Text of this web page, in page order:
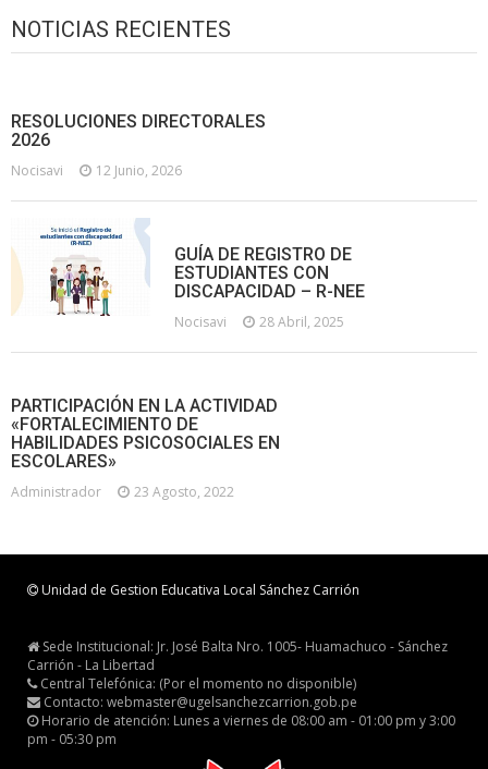
NOTICIAS RECIENTES
RESOLUCIONES DIRECTORALES
2026
Nocisavi 12 Junio, 2026
GUÍA DE REGISTRO DE
ESTUDIANTES CON
DISCAPACIDAD – R-NEE
Nocisavi 28 Abril, 2025
PARTICIPACIÓN EN LA ACTIVIDAD
«FORTALECIMIENTO DE
HABILIDADES PSICOSOCIALES EN
ESCOLARES»
Administrador 23 Agosto, 2022
Unidad de Gestion Educativa Local Sánchez Carrión
Sede Institucional: Jr. José Balta Nro. 1005- Huamachuco - Sánchez
Carrión - La Libertad
Central Telefónica: (Por el momento no disponible)
Contacto: webmaster@ugelsanchezcarrion.gob.pe
Horario de atención: Lunes a viernes de 08:00 am - 01:00 pm y 3:00
pm - 05:30 pm